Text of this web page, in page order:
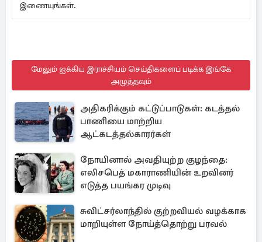
இணையுங்கள்.
மேலும் ஐக்கிய இராச்சியம் செய்திகளைப் படிக்க இங்கே
அழுத்தவும்
அதிகரிக்கும் கட்டுப்பாடுகள்: கடத்தல்
பாணியை மாற்றிய
ஆட்கடத்தல்காரர்கள்
நோயினால் அவதியுற்ற குழந்தை:
எலிசபெத் மகாராணியின் உறவினர்
எடுத்த பயங்கர முடிவு
சுவிட்சர்லாந்தில் குற்றவியல் வழக்காக
மாறியுள்ள நோய்த்தொற்று பரவல்